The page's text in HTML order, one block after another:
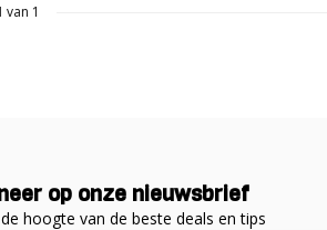
van 1
op onze nieuwsbrief
hoogte van de beste deals en tips